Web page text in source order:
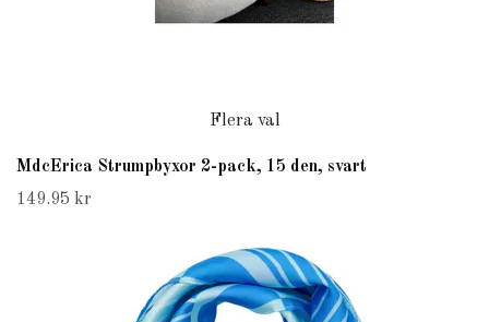
Flera val
MdcErica Strumpbyxor 2-pack, 15 den, svart
149.95 kr